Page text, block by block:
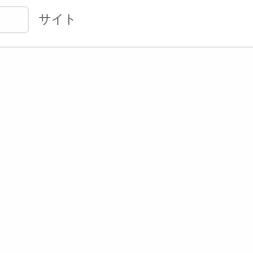
サイト